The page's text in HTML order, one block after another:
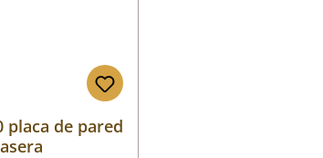
placa de pared